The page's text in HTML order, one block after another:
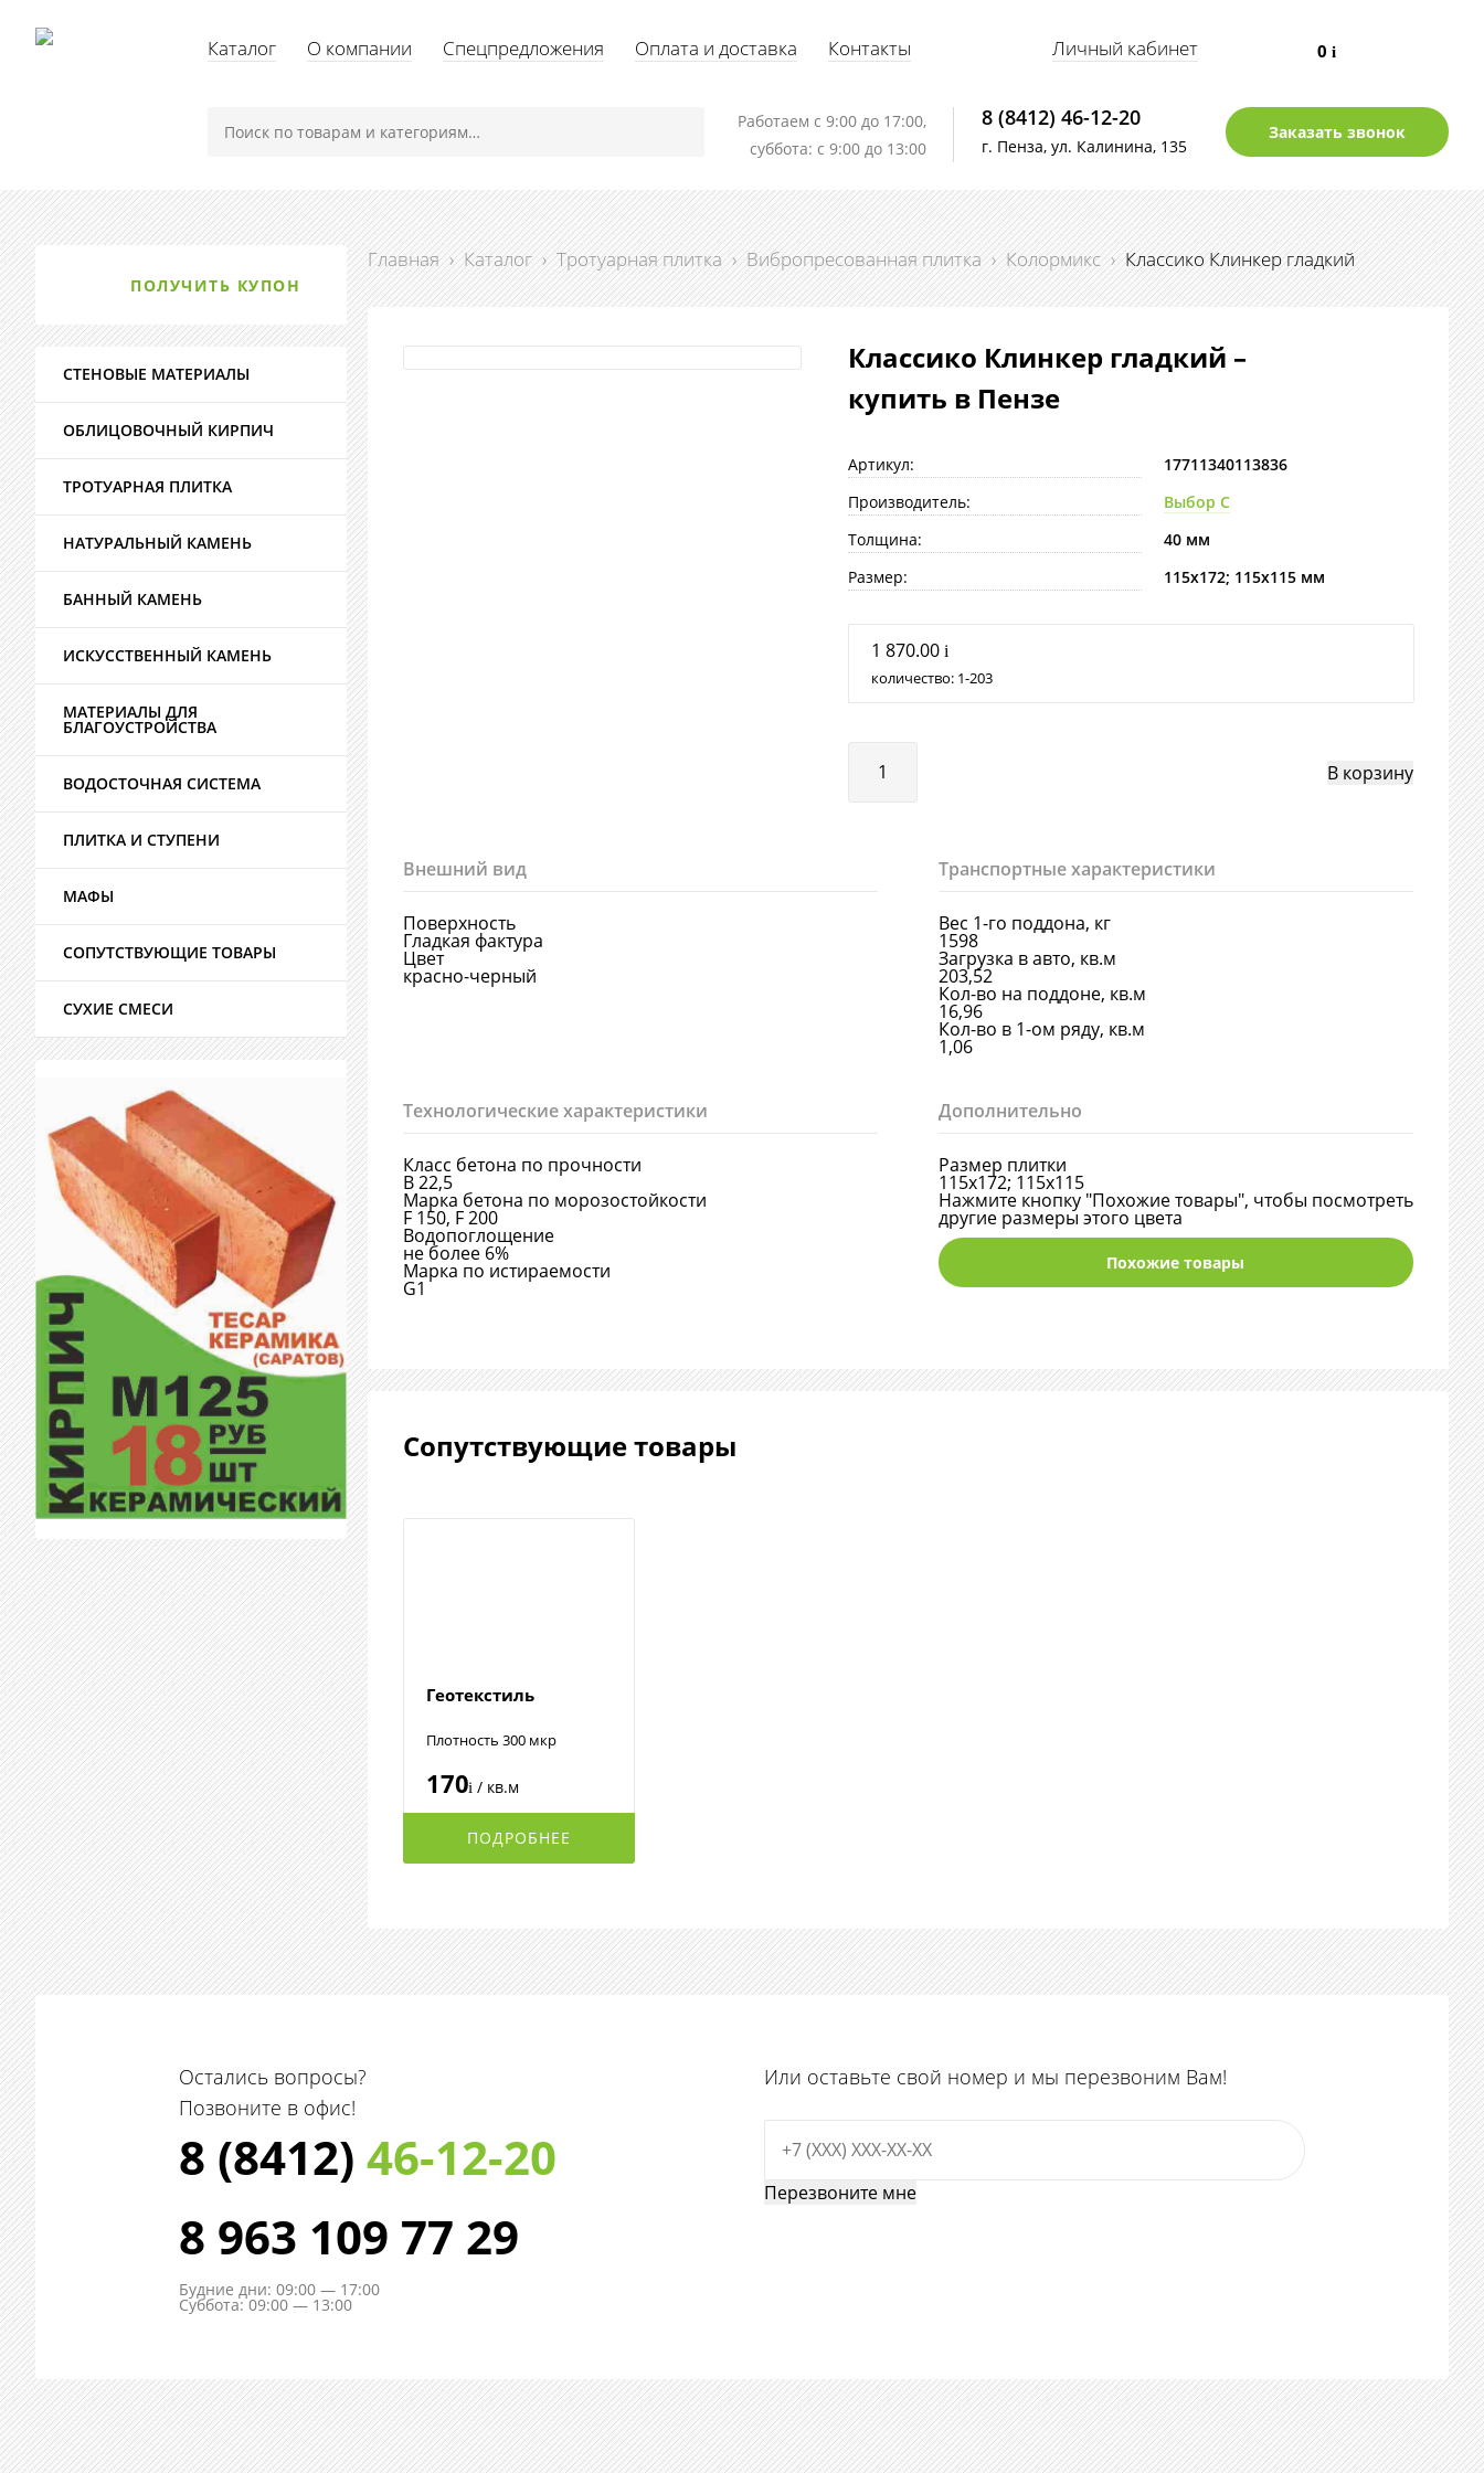
Каталог О компании Спецпредложения Оплата и доставка Контакты Личный кабинет 0i
Работаем c 9:00 до 17:00,
суббота: с 9:00 до 13:00
8 (8412) 46-12-20
г. Пенза, ул. Калинина, 135
Заказать звонок
Главная › Каталог › Тротуарная плитка › Вибропресованная плитка › Колормикс › Классико Клинкер гладкий
Классико Клинкер гладкий –
купить в Пензе
Артикул:
17711340113836
Производитель:
Выбор С
Толщина:
40 мм
Размер:
115х172; 115х115 мм
1 870.00 i
количество: 1 203
Внешний вид
Поверхность
Гладкая фактура
Цвет
красно-черный
Транспортные характеристики
Вес 1-го поддона, кг
1598
Загрузка в авто, кв.м
203,52
Кол-во на поддоне, кв.м
16,96
Кол-во в 1-ом ряду, кв.м
1,06
Технологические характеристики
Класс бетона по прочности
В 22,5
Марка бетона по морозостойкости
F 150, F 200
Водопоглощение
не более 6%
Марка по истираемости
G1
Дополнительно
Размер плитки
115х172; 115х115
Нажмите кнопку "Похожие товары", чтобы посмотреть
другие размеры этого цвета
Похожие товары
Сопутствующие товары
Геотекстиль
Плотность 300 мкр
170i/ кв.м
ПОДРОБНЕЕ
ПОЛУЧИТЬ КУПОН
СТЕНОВЫЕ МАТЕРИАЛЫ
ОБЛИЦОВОЧНЫЙ КИРПИЧ
ТРОТУАРНАЯ ПЛИТКА
НАТУРАЛЬНЫЙ КАМЕНЬ
БАННЫЙ КАМЕНЬ
ИСКУССТВЕННЫЙ КАМЕНЬ
МАТЕРИАЛЫ ДЛЯ
БЛАГОУСТРОЙСТВА
ВОДОСТОЧНАЯ СИСТЕМА
ПЛИТКА И СТУПЕНИ
МАФЫ
СОПУТСТВУЮЩИЕ ТОВАРЫ
СУХИЕ СМЕСИ
Остались вопросы?
Позвоните в офис!
8 (8412) 46-12-20
8 963 109 77 29
Будние дни: 09:00 — 17:00
Суббота: 09:00 — 13:00
Или оставьте свой номер и мы перезвоним Вам!